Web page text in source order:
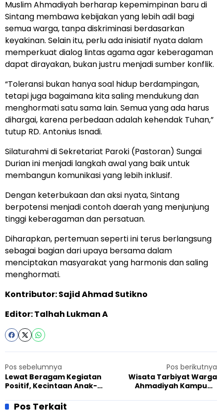
Muslim Ahmadiyah berharap kepemimpinan baru di
Sintang membawa kebijakan yang lebih adil bagi
semua warga, tanpa diskriminasi berdasarkan
keyakinan. Selain itu, perlu ada inisiatif nyata dalam
memperkuat dialog lintas agama agar keberagaman
dapat dirayakan, bukan justru menjadi sumber konflik.
“Toleransi bukan hanya soal hidup berdampingan,
tetapi juga bagaimana kita saling mendukung dan
menghormati satu sama lain. Semua yang ada harus
dihargai, karena perbedaan adalah kehendak Tuhan,”
tutup RD. Antonius Isnadi.
Silaturahmi di Sekretariat Paroki (Pastoran) Sungai
Durian ini menjadi langkah awal yang baik untuk
membangun komunikasi yang lebih inklusif.
Dengan keterbukaan dan aksi nyata, Sintang
berpotensi menjadi contoh daerah yang menjunjung
tinggi keberagaman dan persatuan.
Diharapkan, pertemuan seperti ini terus berlangsung
sebagai bagian dari upaya bersama dalam
menciptakan masyarakat yang harmonis dan saling
menghormati.
Kontributor: Sajid Ahmad Sutikno
Editor: Talhah Lukman A
Pos sebelumnya
Lewat Beragam Kegiatan
Positif, Kecintaan Anak-
Terhadap Masjid Terus
Ditingkatkan
Pos berikutnya
Wisata Tarbiyat Warga
Ahmadiyah Kampung
dan Rajut Masa Depan
Pos Terkait